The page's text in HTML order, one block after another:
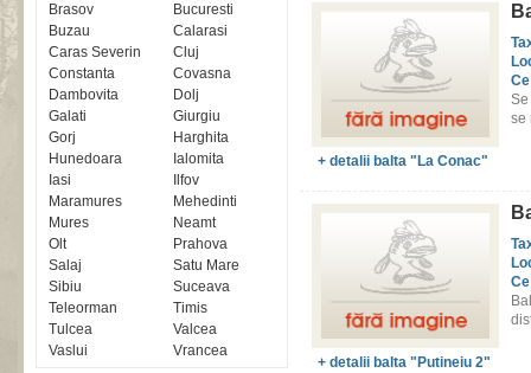
Brasov
Bucuresti
Buzau
Calarasi
Caras Severin
Cluj
Constanta
Covasna
Dambovita
Dolj
Galati
Giurgiu
Gorj
Harghita
Hunedoara
Ialomita
Iasi
Ilfov
Maramures
Mehedinti
Mures
Neamt
Olt
Prahova
Salaj
Satu Mare
Sibiu
Suceava
Teleorman
Timis
Tulcea
Valcea
Vaslui
Vrancea
se
+ detalii balta "La Conac"
+ detalii balta "Putineiu 2"